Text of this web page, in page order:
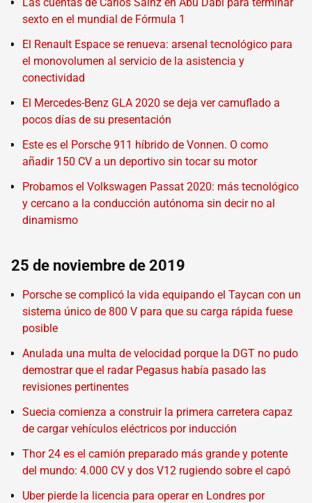
sexto en el mundial de Fórmula 1
El Renault Espace se renueva: arsenal tecnológico para
el monovolumen al servicio de la asistencia y
conectividad
El Mercedes-Benz GLA 2020 se deja ver camuflado a
pocos días de su presentación
Este es el Porsche 911 híbrido de Vonnen. O como
añadir 150 CV a un deportivo sin tocar su motor
Probamos el Volkswagen Passat 2020: más tecnológico
y cercano a la conducción autónoma sin decir no al
dinamismo
25 de noviembre de 2019
Porsche se complicó la vida equipando el Taycan con un
sistema único de 800 V para que su carga rápida fuese
posible
Anulada una multa de velocidad porque la DGT no pudo
demostrar que el radar Pegasus había pasado las
revisiones pertinentes
Suecia comienza a construir la primera carretera capaz
de cargar vehículos eléctricos por inducción
Thor 24 es el camión preparado más grande y potente
del mundo: 4.000 CV y dos V12 rugiendo sobre el capó
Uber pierde la licencia para operar en Londres por